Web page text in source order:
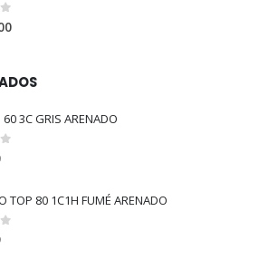
5
60 3C GRIS ARENADO
5
TOP 80 1C1H FUMÉ ARENADO
5